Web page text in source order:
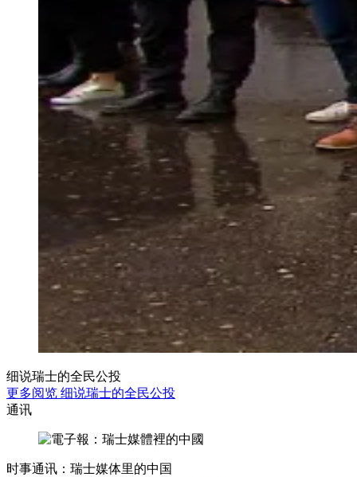
细说瑞士的全民公投
更多阅览 细说瑞士的全民公投
通讯
时事通讯：瑞士媒体里的中国